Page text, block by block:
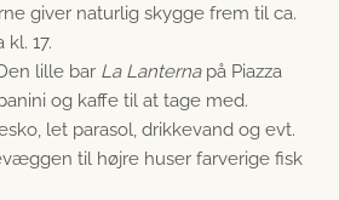
giver naturlig skygge frem til ca.
17.
lille bar La Lanternapå Piazza
og kaffe til at tage med.
let parasol, drikkevand og evt.
til højre huser farverige fisk